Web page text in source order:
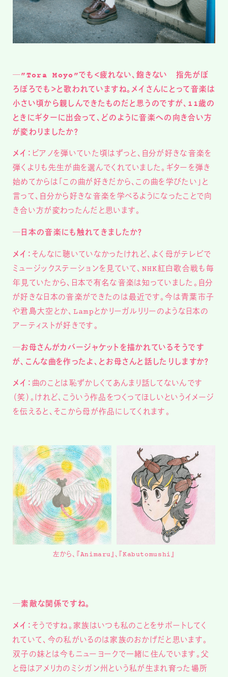
─”Tora Moyo”でも＜疲れない、飽きない 指先がぼ
ろぼろでも＞と歌われていますね。メイさんにとって音楽は
小さい頃から親しんできたものだと思うのですが、11歳の
ときにギターに出会って、どのように音楽への向き合い方
が変わりましたか？
メイ： ピアノを弾いていた頃はずっと、自分が好きな音楽を
弾くよりも先生が曲を選んでくれていました。ギターを弾き
始めてからは「この曲が好きだから、この曲を学びたい」と
言って、自分から好きな音楽を学べるようになったことで向
き合い方が変わったんだと思います。
─日本の音楽にも触れてきましたか？
メイ：そんなに聴いていなかったけれど、よく母がテレビで
ミュージックステーションを見ていて、NHK紅白歌合戦も毎
年見ていたから、日本で有名な音楽は知っていました。自分
が好きな日本の音楽ができたのは最近です。今は青葉市子
や君島大空とか、Lampとかリーガルリリーのような日本の
アーティストが好きです。
─お母さんがカバージャケットを描かれているそうです
が、こんな曲を作ったよ、とお母さんと話したりしますか？
メイ： 曲のことは恥ずかしくてあんまり話してないんです
（笑）。けれど、こういう作品をつくってほしいというイメージ
を伝えると、そこから母が作品にしてくれます。
左から、『Animaru』、『Kabutomushi』
─素敵な関係ですね。
メイ：そうですね。家族はいつも私のことをサポートしてく
れていて、今の私がいるのは家族のおかげだと思います。
双子の妹とは今もニューヨークで一緒に住んでいます。父
と母はアメリカのミシガン州という私が生まれ育った場所